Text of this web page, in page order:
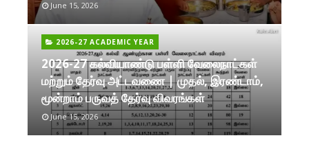
June 15, 2026
2026-27 ACADEMIC YEAR
2026-27 கல்வியாண்டு பள்ளி வேலைநாட்கள்
மற்றும் தேர்வு அட்டவணை | முதல், இரண்டாம்,
மூன்றாம் பருவத் தேர்வு விவரங்கள்
June 15, 2026